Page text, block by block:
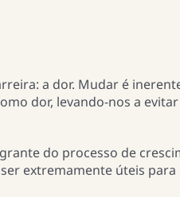
a dor. Mudar é
dor, levando-nos a
do processo de
extremamente úteis para